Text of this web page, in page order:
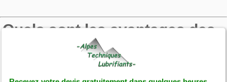
Quels sont les avantages des
services de désinfection
d'Alpes Techniques Lubrifiants